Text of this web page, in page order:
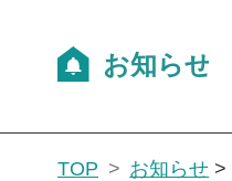
TOP お知らせ >